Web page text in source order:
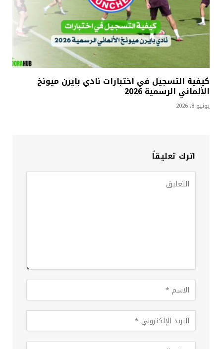
كيفية التسجيل في اختبارات نادي بايرن ميونخ
الألماني الرسمية 2026
يونيو 8, 2026
اترك تعليقاً